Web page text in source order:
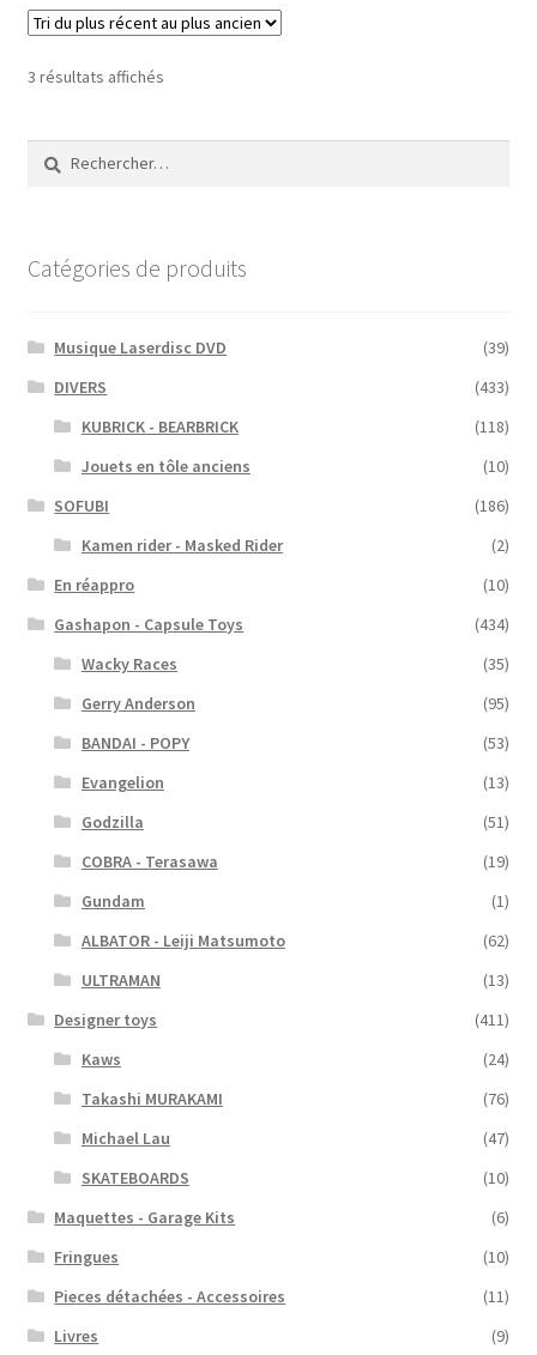
3 résultats affichésTrié
Rechercher :
Catégories de produits
Musique Laserdisc DVD
(39)
DIVERS
(433)
KUBRICK - BEARBRICK
(118)
Jouets en tôle anciens
(10)
SOFUBI
(186)
Kamen rider - Masked Rider
(2)
En réappro
(10)
Gashapon - Capsule Toys
(434)
Wacky Races
(35)
Gerry Anderson
(95)
BANDAI - POPY
(53)
Evangelion
(13)
Godzilla
(51)
COBRA - Terasawa
(19)
Gundam
(1)
ALBATOR - Leiji Matsumoto
(62)
ULTRAMAN
(13)
Designer toys
(411)
Kaws
(24)
Takashi MURAKAMI
(76)
Michael Lau
(47)
SKATEBOARDS
(10)
Maquettes - Garage Kits
(6)
Fringues
(10)
Pieces détachées - Accessoires
(11)
Livres
(9)